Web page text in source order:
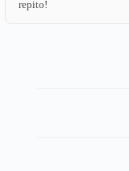
repito!